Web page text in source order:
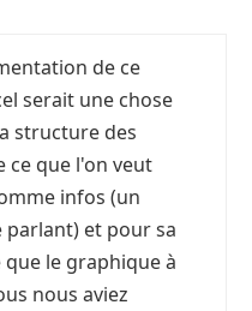
de ce
serait une chose
structure des
ce que l'on veut
infos (un
et pour sa
le graphique à
nous aviez